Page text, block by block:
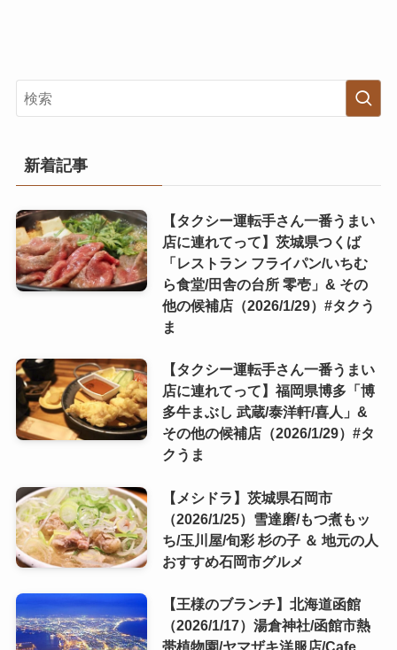
新着記事
【タクシー運転手さん一番うまい
店に連れてって】茨城県つくば
「レストラン フライパン/いちむ
ら食堂/田舎の台所 零壱」& その
他の候補店（2026/1/29）#タクう
ま
【タクシー運転手さん一番うまい
店に連れてって】福岡県博多「博
多牛まぶし 武蔵/泰洋軒/喜人」&
その他の候補店（2026/1/29）#タ
クうま
【メシドラ】茨城県石岡市
（2026/1/25）雪達磨/もつ煮もッ
ち/玉川屋/旬彩 杉の子 ＆ 地元の人
おすすめ石岡市グルメ
【王様のブランチ】北海道函館
（2026/1/17）湯倉神社/函館市熱
帯植物園/ヤマザキ洋服店/Cafe